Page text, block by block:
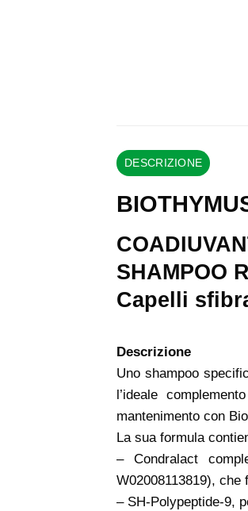
DESCRIZIONE
SHAMPOO
Capelli
Descrizione
Uno shampoo
l’ideale
mantenimento con
La sua formula
– Condralact
W02008113819),
– SH-Polypeptide-9,